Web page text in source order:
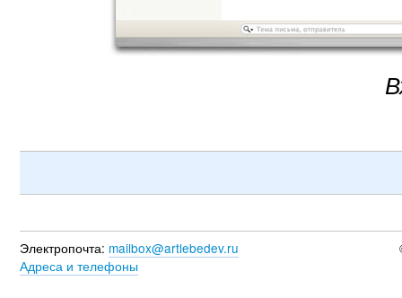
Электропочта: mailbox@artlebedev.ru
Адреса и телефоны